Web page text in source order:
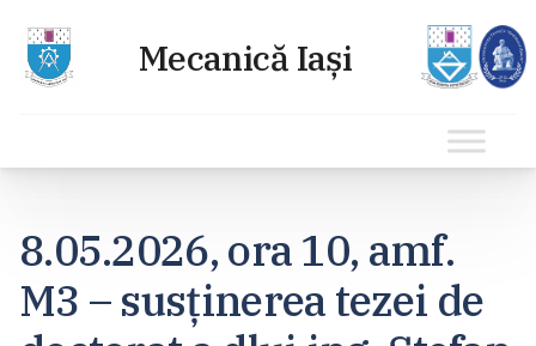
conținut
8.05.2026, ora 10, amf.
M3 – susținerea tezei de